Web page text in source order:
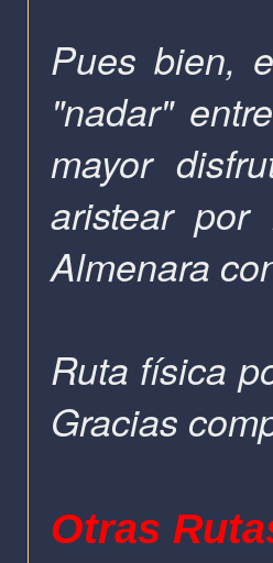
Pues bien,
"nadar"
mayor
aristear
Almenara
Ruta física
Gracias
Otras